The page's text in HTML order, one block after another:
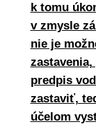
k tomu
v zmysle
nie je
predpis
zastaviť,
účelom